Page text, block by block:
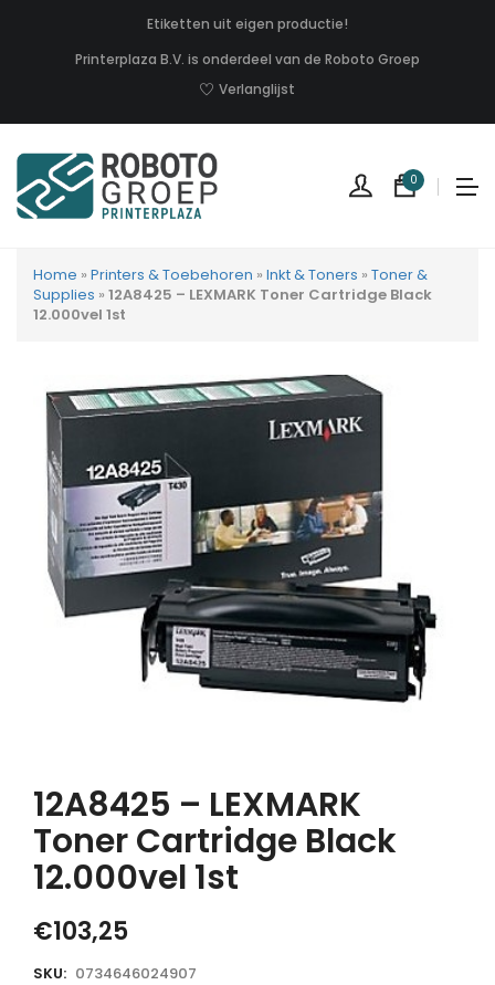
Etiketten uit eigen productie!
Printerplaza B.V. is onderdeel van de Roboto Groep
Verlanglijst
0
Home » Printers & Toebehoren » Inkt & Toners » Toner &
Supplies » 12A8425 – LEXMARK Toner Cartridge Black
12.000vel 1st
12A8425 – LEXMARK
Toner Cartridge Black
12.000vel 1st
€103,25
SKU: 0734646024907